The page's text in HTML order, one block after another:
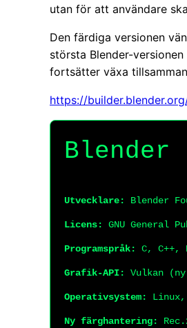
utan för att användare
Den färdiga versionen
största Blender-
fortsätter växa
https://
Utvecklare: Blender
Licens: GNU General
Programspråk: C, C++,
Grafik-API: Vulkan
Operativsystem: Linux,
Ny färghantering: